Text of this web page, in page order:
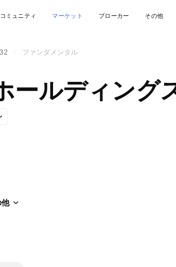
コミュニティ マーケット ブローカー その他
ファンダメンタル
ールディング